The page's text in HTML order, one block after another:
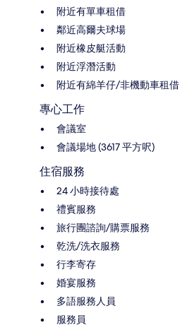
附近有單車租借
鄰近高爾夫球場
附近橡皮艇活動
附近浮潛活動
附近有綿羊仔/非機動車租借
專心工作
會議室
會議場地 (3617 平方呎)
住宿服務
24 小時接待處
禮賓服務
旅行團諮詢/購票服務
乾洗/洗衣服務
行李寄存
婚宴服務
多語服務人員
服務員